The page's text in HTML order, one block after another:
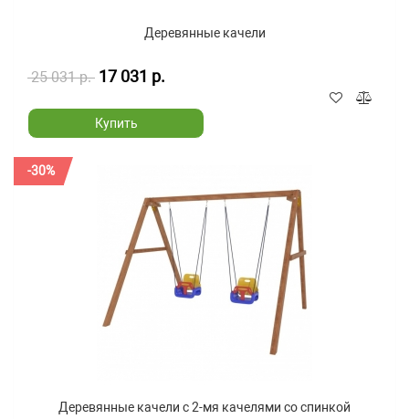
Деревянные качели
25 031 р. 17 031 р.
Купить
-30%
Деревянные качели с 2-мя качелями со спинкой